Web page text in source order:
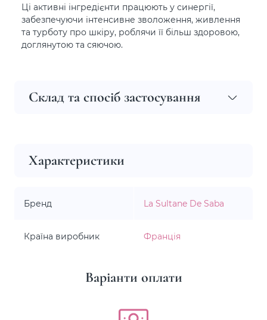
Ці активні інгредієнти працюють у синергії,
забезпечуючи інтенсивне зволоження, живлення
та турботу про шкіру, роблячи її більш здоровою,
доглянутою та сяючою.
Склад та спосіб застосування
Характеристики
Бренд La Sultane De Saba
Країна виробник Франція
Варіанти оплати